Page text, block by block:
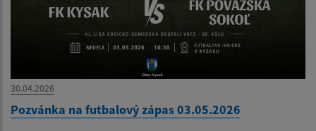
30.04.2026
Pozvánka na futbalový zápas 03.05.2026